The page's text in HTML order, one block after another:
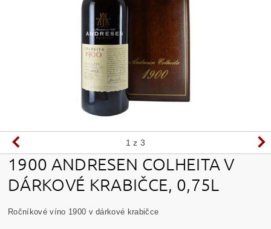
1 z 3
1900 ANDRESEN COLHEITA V
DÁRKOVÉ KRABIČCE, 0,75L
Ročníkové víno 1900 v dárkové krabičce